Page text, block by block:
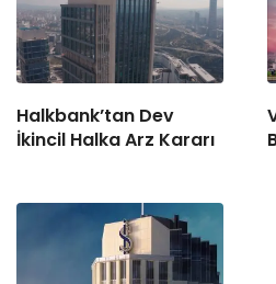
Halkbank’tan Dev
İkincil Halka Arz Kararı